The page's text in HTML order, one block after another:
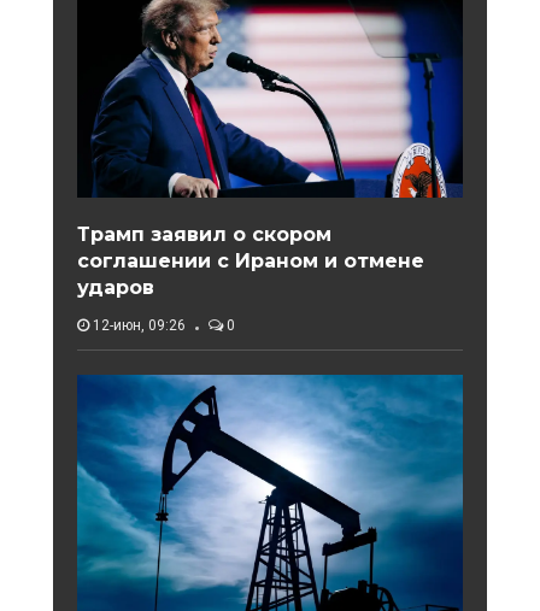
Трамп заявил о скором
соглашении с Ираном и отмене
ударов
12-июн, 09:26 0